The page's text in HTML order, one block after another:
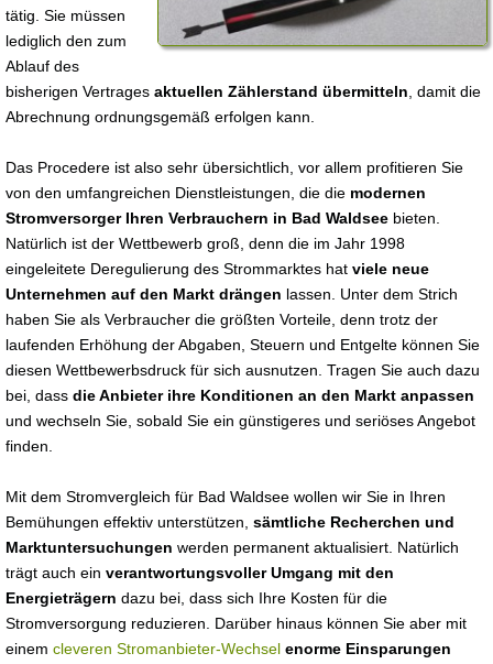
tätig. Sie müssen
lediglich den zum
Ablauf des
bisherigen Vertrages aktuellen Zählerstand übermitteln , damit die
Abrechnung ordnungsgemäß erfolgen kann.
Das Procedere ist also sehr übersichtlich, vor allem profitieren Sie
von den umfangreichen Dienstleistungen, die die modernen
Stromversorger Ihren Verbrauchern in Bad Waldsee bieten.
Natürlich ist der Wettbewerb groß, denn die im Jahr 1998
eingeleitete Deregulierung des Strommarktes hat viele neue
Unternehmen auf den Markt drängen lassen. Unter dem Strich
haben Sie als Verbraucher die größten Vorteile, denn trotz der
laufenden Erhöhung der Abgaben, Steuern und Entgelte können Sie
diesen Wettbewerbsdruck für sich ausnutzen. Tragen Sie auch dazu
bei, dass die Anbieter ihre Konditionen an den Markt anpassen
und wechseln Sie, sobald Sie ein günstigeres und seriöses Angebot
finden.
Mit dem Stromvergleich für Bad Waldsee wollen wir Sie in Ihren
Bemühungen effektiv unterstützen, sämtliche Recherchen und
Marktuntersuchungen werden permanent aktualisiert. Natürlich
trägt auch ein verantwortungsvoller Umgang mit den
Energieträgern dazu bei, dass sich Ihre Kosten für die
Stromversorgung reduzieren. Darüber hinaus können Sie aber mit
einem cleveren Stromanbieter-Wechsel enorme Einsparungen